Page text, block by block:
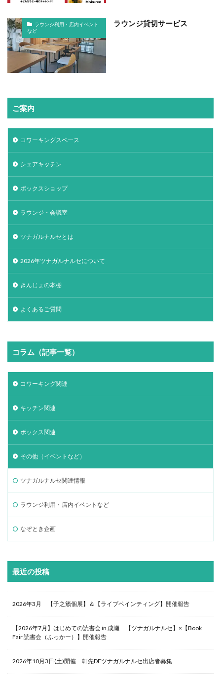
ラウンジ利用・店内イベント
など
ラウンジ貸切サービス
ご案内
コワーキングスペース
シェアキッチン
ボックスショップ
ラウンジ・会議室
ツナガルナルセとは
2026年ツナガルナルセについて
きんじょの本棚
よくあるご質問
コラム（記事一覧）
コワーキング関連
キッチン関連
ボックス関連
その他（イベントなど）
ツナガルナルセ関連情報
ラウンジ利用・店内イベントなど
なぞとき企画
最近の投稿
2026年3月 【子之籏個展】＆【ライブペインティング】開催報告
【2026年7月】はじめての読書会 in 成瀬 【ツナガルナルセ】×【Book
Fair 読書会（ふっかー）】開催報告
2026年10月3日(土)開催 軒先DEツナガルナルセ出店者募集